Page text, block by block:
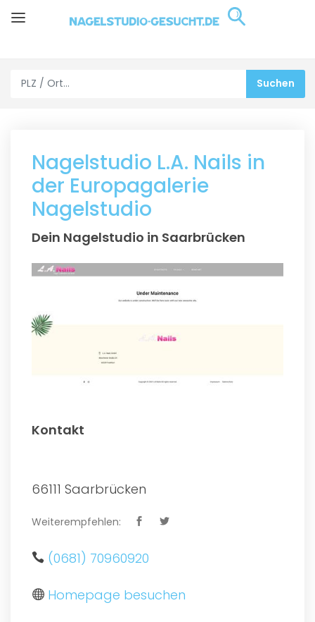
Nagelstudio L.A. Nails in
der Europagalerie
Nagelstudio
Dein Nagelstudio in Saarbrücken
Kontakt
66111 Saarbrücken
Weiterempfehlen:
(0681) 70960920
Homepage besuchen